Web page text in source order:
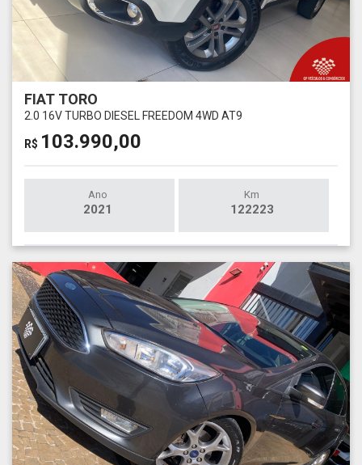
FIAT TORO
2.0 16V TURBO DIESEL FREEDOM 4WD AT9
R$ 103.990,00
Ano
2021
Km
122223